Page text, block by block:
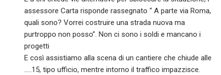
assessore Carta risponde rassegnato “ A parte via Roma,
quali sono? Vorrei costruire una strada nuova ma
purtroppo non posso”. Non ci sono i soldi e mancano i
progetti
E così assistiamo alla scena di un cantiere che chiude alle
…..15, tipo ufficio, mentre intorno il traffico impazzisce.